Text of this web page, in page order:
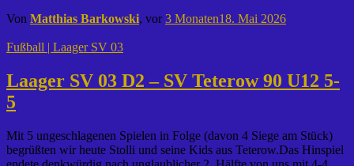
Von Matthias Barkowski, vor3 Monaten18. Mai 2026
Fußball | Laager SV 03
Laager SV 03 D2 – SV Teterow 90 U12 5-
5
Mit 5 ungeschlagenen Spielen in Folge (davon 4 Siege am Stück)
begrüßten wir heute Stolli und seine Kids aus Teterow.Das Hinspiel